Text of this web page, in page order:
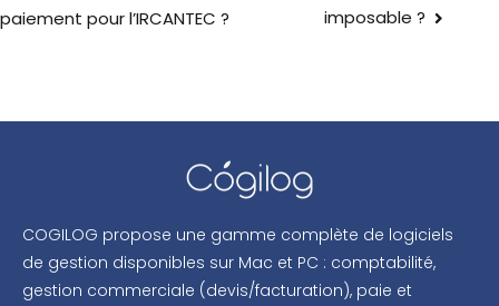
paiement pour l’IRCANTEC ?
imposable ?
COGILOG propose une gamme complète de logiciels
de gestion disponibles sur Mac et PC : comptabilité,
gestion commerciale (devis/facturation), paie et